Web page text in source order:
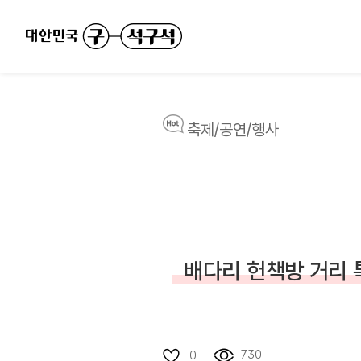
축제/공연/행사
배다리 헌책방 거리
0 730